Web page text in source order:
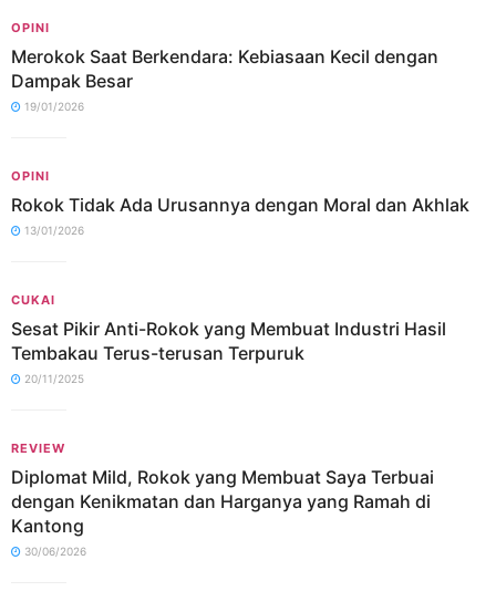
OPINI
Merokok Saat Berkendara: Kebiasaan Kecil dengan
Dampak Besar
19/01/2026
OPINI
Rokok Tidak Ada Urusannya dengan Moral dan Akhlak
13/01/2026
CUKAI
Sesat Pikir Anti-Rokok yang Membuat Industri Hasil
Tembakau Terus-terusan Terpuruk
20/11/2025
REVIEW
Diplomat Mild, Rokok yang Membuat Saya Terbuai
dengan Kenikmatan dan Harganya yang Ramah di
Kantong
30/06/2026